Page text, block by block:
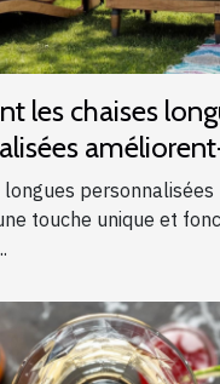
les chaises
?
longues personnalisées
touche unique et